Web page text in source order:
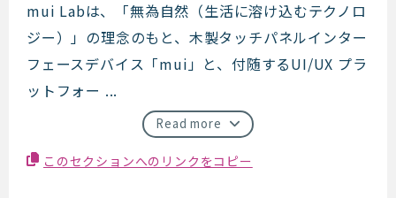
mui Lab
mui Labは、「無為自然（生活に溶け込むテクノロ
ジー）」の理念のもと、木製タッチパネルインター
フェースデバイス「mui」と、付随するUI/UX プラ
ットフォー ...
Read more
このセクションへのリンクをコピー